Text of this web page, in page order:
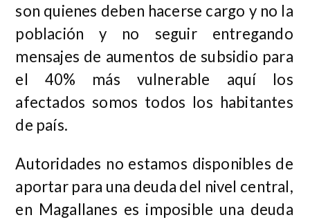
son quienes deben hacerse cargo y no la
población y no seguir entregando
mensajes de aumentos de subsidio para
el 40% más vulnerable aquí los
afectados somos todos los habitantes
de país.
Autoridades no estamos disponibles de
aportar para una deuda del nivel central,
en Magallanes es imposible una deuda